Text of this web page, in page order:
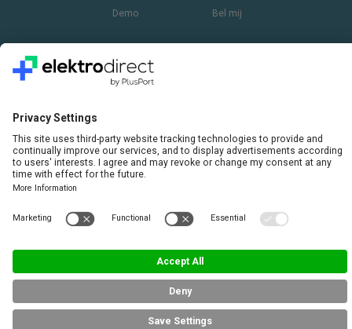
Demo Bel mij
Vragen? Bel ons gerust:
+31(0)85 0719 500
LinkedIn